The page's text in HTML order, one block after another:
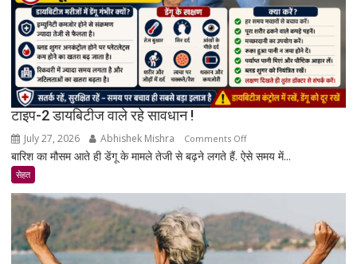
की
पूरी
सच्चाई
टाइप-2 डायबिटीज वाले रहे सावधान !
July 27, 2026 Abhishek Mishra Comments Offon
टाइप-2
सावधान
!
बारिश का मौसम आते ही डेंगू के मामले तेजी से बढ़ने लगते हैं. ऐसे समय में...
सेहत